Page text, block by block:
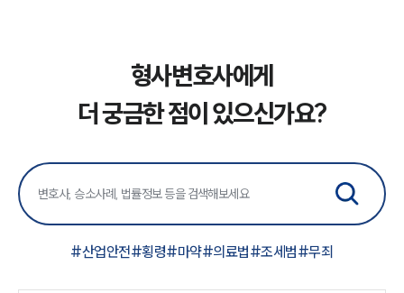
형사변호사에게
더 궁금한 점이 있으신가요?
#산업안전#횡령#마약#의료법#조세범#무죄